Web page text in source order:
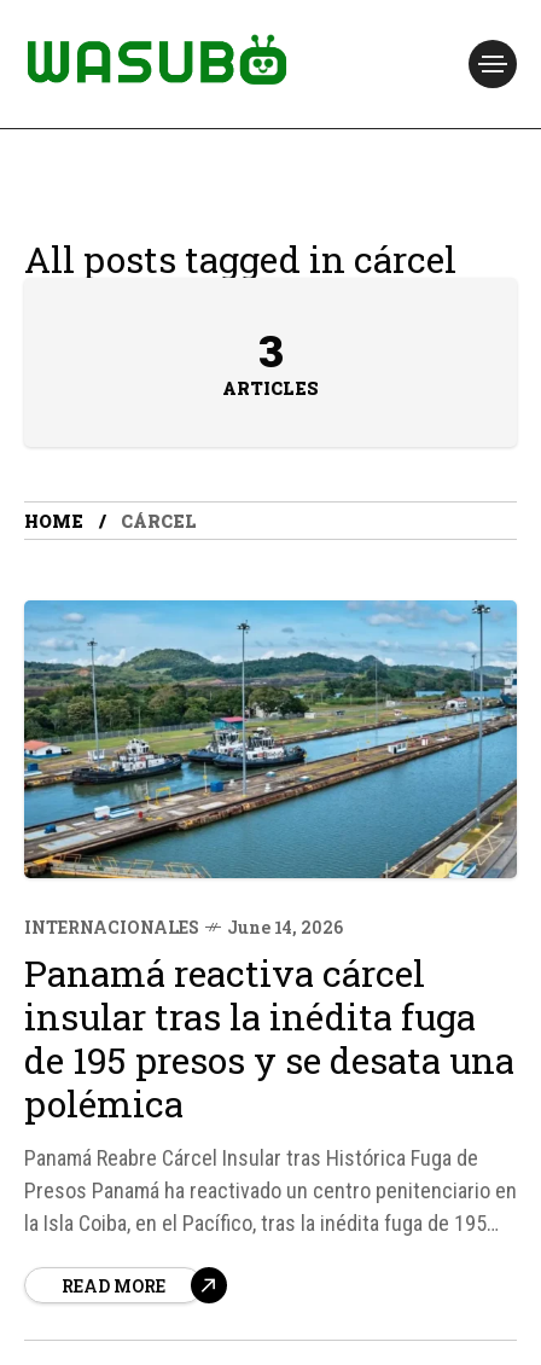
All posts tagged in cárcel
3
ARTICLES
HOME CÁRCEL
INTERNACIONALES June 14, 2026
Panamá reactiva cárcel
insular tras la inédita fuga
de 195 presos y se desata una
polémica
Panamá Reabre Cárcel Insular tras Histórica Fuga de
Presos Panamá ha reactivado un centro penitenciario en
la Isla Coiba, en el Pacífico, tras la inédita fuga de 195
generado polémica y ha sido implementada con el
READ MORE